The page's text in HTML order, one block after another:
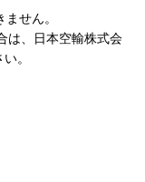
せん。
は、日本空輸株式会
。